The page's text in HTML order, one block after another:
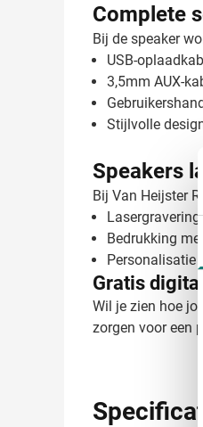
Complete
Bij de speaker
USB-
3,5mm AUX-
Stijlvolle
Speakers
Bij Van Heijster
Bedrukking
Personalisatie
Gratis
Wil je zien hoe
zorgen voor een